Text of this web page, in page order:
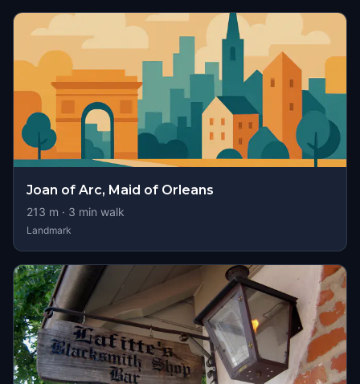
Joan of Arc, Maid of Orleans
213 m · 3 min walk
Landmark